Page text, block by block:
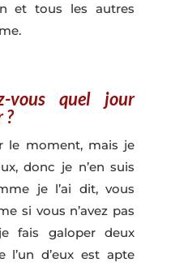
et tous les autres
vous quel jour
?
le moment, mais je
donc je n’en suis
je l’ai dit, vous
si vous n’avez pas
fais galoper deux
l’un d’eux est apte